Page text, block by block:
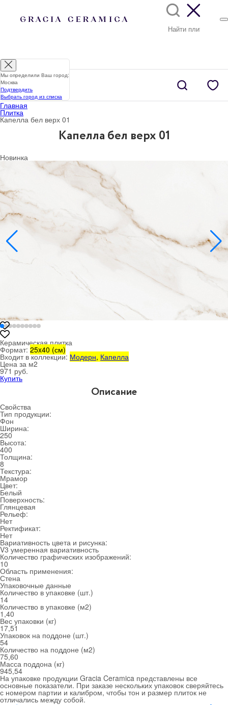
Главная
Плитка
Капелла бел верх 01
Капелла бел верх 01
Новинка
Керамическая плитка
Формат: 25x40 (см)
Входит в коллекции: Модерн, Капелла
Цена за м2
971 руб.
Купить
Описание
Свойства
Тип продукции:
Фон
Ширина:
250
Высота:
400
Толщина:
8
Текстура:
Мрамор
Цвет:
Белый
Поверхность:
Глянцевая
Рельеф:
Нет
Ректификат:
Нет
Вариативность цвета и рисунка:
V3 умеренная вариативность
Количество графических изображений:
10
Область применения:
Стена
Упаковочные данные
Количество в упаковке (шт.)
14
Количество в упаковке (м2)
1,40
Вес упаковки (кг)
17,51
Упаковок на поддоне (шт.)
54
Количество на поддоне (м2)
75,60
Масса поддона (кг)
945,54
На упаковке продукции Gracia Ceramica представлены все
основные показатели. При заказе нескольких упаковок сверяйтесь
с номером партии и калибром, чтобы тон и размер плиток не
отличались между собой.
Мы определили Ваш город:
Москва
Подтвердить
Выбрать город из списка